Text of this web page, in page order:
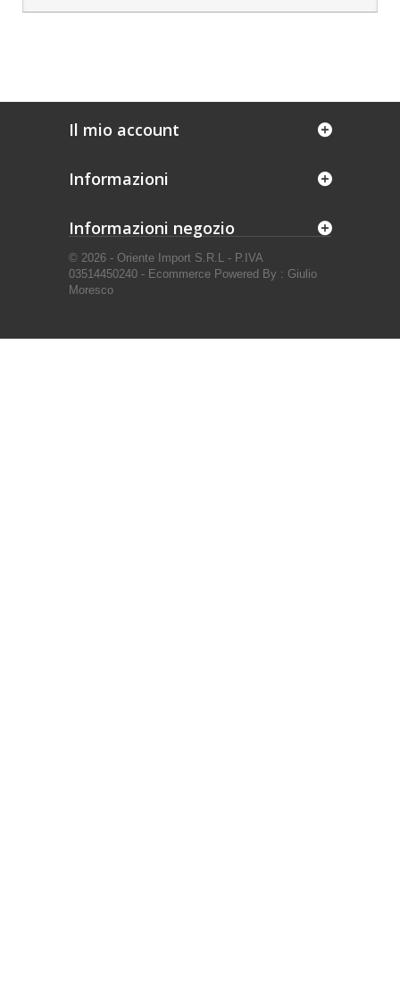
Il mio account
Informazioni
© 2026 - Oriente Import S.R.L - P.IVA
03514450240 - Ecommerce Powered By : Giulio
Moresco
Informazioni negozio